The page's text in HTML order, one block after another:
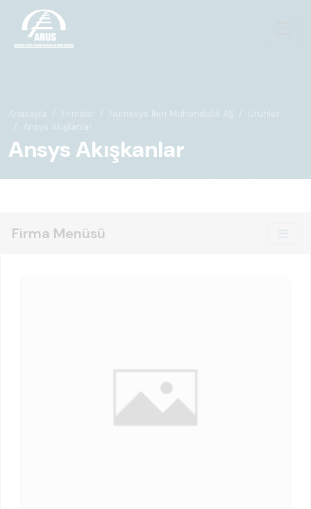
Anasayfa Firmalar Numesys İleri Mühendislik AŞ
Ürünler
Ansys Akışkanlar
Ansys Akışkanlar
Firma Menüsü